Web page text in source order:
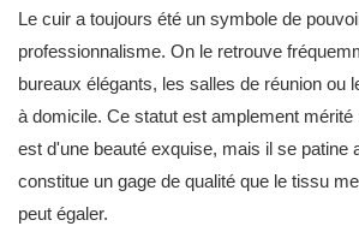
Le cuir a toujours été un symbole de
professionnalisme. On le retrouve
bureaux élégants, les salles de réunion ou
à domicile. Ce statut est amplement mérité
est d'une beauté exquise, mais il se patine
constitue un gage de qualité que le tissu
peut égaler.